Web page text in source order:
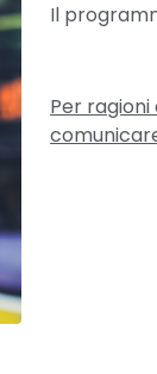
Il
Per